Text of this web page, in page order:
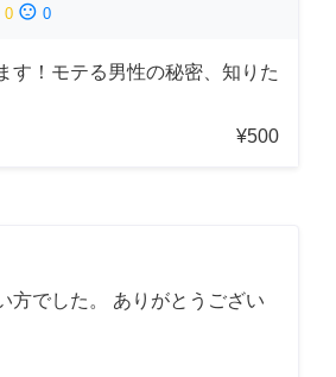
0 sentiment_dissatisfied 0
す！モテる男性の秘密、知りた
¥500
方でした。 ありがとうござい